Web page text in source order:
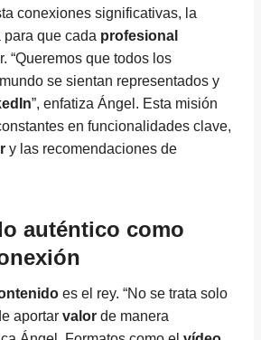
conexiones significativas, la
para que cada profesional
“Queremos que todos los
se sientan representados y
”, enfatiza Ángel. Esta misión
en funcionalidades clave,
y las recomendaciones de
auténtico como
es el rey. “No se trata solo
aportar valor de manera